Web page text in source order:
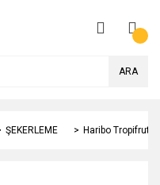
ARA
ŞEKERLEME Haribo Tropifrutti